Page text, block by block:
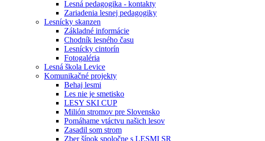
Lesná pedagogika - kontakty
Zariadenia lesnej pedagogiky
Lesnícky skanzen
Základné informácie
Chodník lesného času
Lesnícky cintorín
Fotogaléria
Lesná škola Levice
Komunikačné projekty
Behaj lesmi
Les nie je smetisko
LESY SKI CUP
Milión stromov pre Slovensko
Pomáhame vtáctvu našich lesov
Zasadil som strom
Zber šípok spoločne s LESMI SR